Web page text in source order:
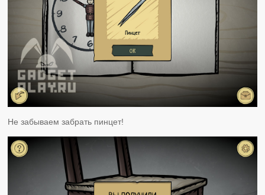
Не забываем забрать пинцет!